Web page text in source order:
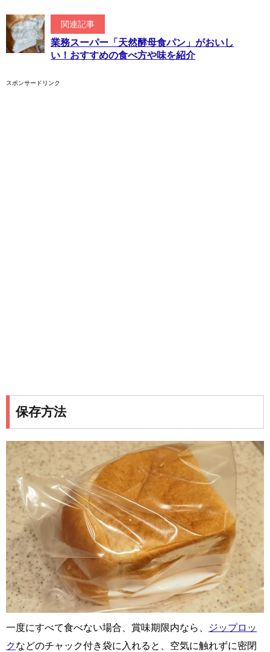
関連記事
業務スーパー「天然酵母食パン」がおいし
い！おすすめの食べ方や味を紹介
スポンサードリンク
保存方法
一度にすべて食べない場合、賞味期限内なら、
ジップロッ
クなどのチャック付き袋に入れると、空気に触れずに密閉